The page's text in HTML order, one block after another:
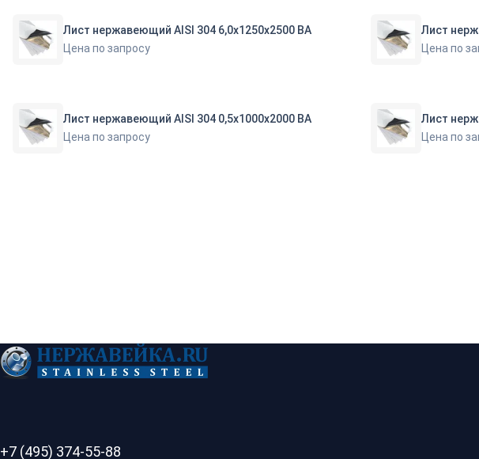
Лист нержавеющий AISI 304 6,0х1250х2500 ВА
Цена по запросу
Лист
Цена по
Лист нержавеющий AISI 304 0,5х1000х2000 BA
Цена по запросу
Лист
Цена по
+7 (495) 374-55-88